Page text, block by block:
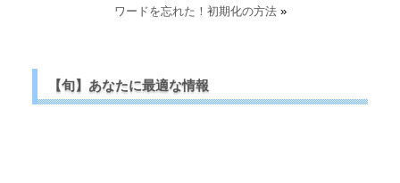
ワードを忘れた！初期化の方法»
【旬】あなたに最適な情報